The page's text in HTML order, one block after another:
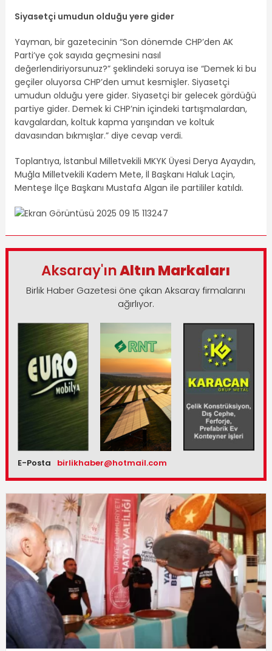
Siyasetçi umudun olduğu yere gider
Yayman, bir gazetecinin “Son dönemde CHP’den AK
Parti’ye çok sayıda geçmesini nasıl
değerlendiriyorsunuz?” şeklindeki soruya ise “Demek ki bu
geçiler oluyorsa CHP’den umut kesmişler. Siyasetçi
umudun olduğu yere gider. Siyasetçi bir gelecek gördüğü
partiye gider. Demek ki CHP’nin içindeki tartışmalardan,
kavgalardan, koltuk kapma yarışından ve koltuk
davasından bıkmışlar.” diye cevap verdi.
Toplantıya, İstanbul Milletvekili MKYK Üyesi Derya Ayaydın,
Muğla Milletvekili Kadem Mete, İl Başkanı Haluk Laçin,
Menteşe İlçe Başkanı Mustafa Algan ile partililer katıldı.
Aksaray'ınAltın Markaları
Birlik Haber Gazetesi öne çıkan Aksaray firmalarını
ağırlıyor.
E-Posta birlikhaber@hotmail.com